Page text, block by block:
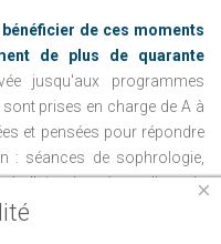
de ces moments
de plus de quarante
jusqu'aux programmes
prises en charge de A à
et pensées pour répondre
: séances de sophrologie,
l’air, plongée, ateliers de
en soirée. Autant
×